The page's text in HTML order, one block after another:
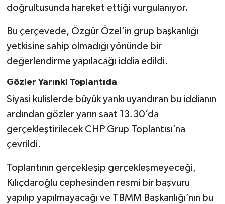
doğrultusunda hareket ettiği vurgulanıyor.
Bu çerçevede, Özgür Özel’in grup başkanlığı
yetkisine sahip olmadığı yönünde bir
değerlendirme yapılacağı iddia edildi.
Gözler Yarınki Toplantıda
Siyasi kulislerde büyük yankı uyandıran bu iddianın
ardından gözler yarın saat 13.30’da
gerçekleştirilecek CHP Grup Toplantısı’na
çevrildi.
Toplantının gerçekleşip gerçekleşmeyeceği,
Kılıçdaroğlu cephesinden resmi bir başvuru
yapılıp yapılmayacağı ve TBMM Başkanlığı’nın bu